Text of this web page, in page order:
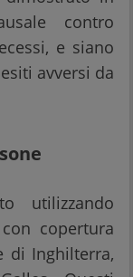
contro
e siano
avversi da
utilizzando
con copertura
di Inghilterra,